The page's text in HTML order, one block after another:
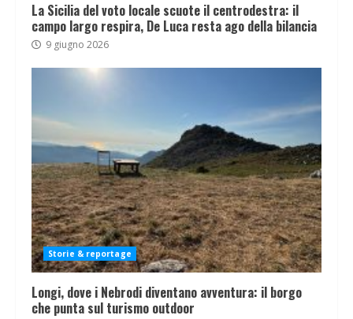
La Sicilia del voto locale scuote il centrodestra: il
campo largo respira, De Luca resta ago della bilancia
9 giugno 2026
Storie & reportage
Longi, dove i Nebrodi diventano avventura: il borgo
che punta sul turismo outdoor